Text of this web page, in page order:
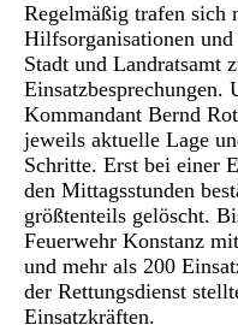
Regelmäßig trafen sich
Hilfsorganisationen
Stadt und Landratsamt
Einsatzbesprechungen.
Kommandant Bernd
jeweils aktuelle Lage
Schritte. Erst bei einer
den Mittagsstunden
größtenteils gelöscht.
Feuerwehr Konstanz
und mehr als 200
der Rettungsdienst
Einsatzkräften.